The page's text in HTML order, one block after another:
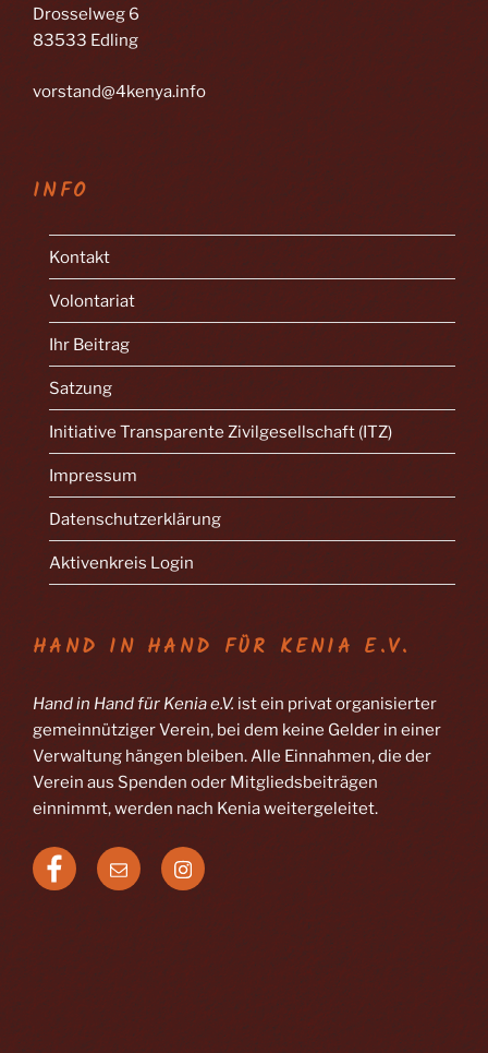
Drosselweg 6
83533 Edling
vorstand@4kenya.info
INFO
Kontakt
Volontariat
Ihr Beitrag
Satzung
Initiative Transparente Zivilgesellschaft (ITZ)
Impressum
Datenschutzerklärung
Aktivenkreis Login
HAND IN HAND FÜR KENIA E.V.
Hand in Hand für Kenia e.V. ist ein privat organisierter
gemeinnütziger Verein, bei dem keine Gelder in einer
Verwaltung hängen bleiben. Alle Einnahmen, die der
Verein aus Spenden oder Mitgliedsbeiträgen
einnimmt, werden nach Kenia weitergeleitet.
Facebook
E-
Mail
Instagram